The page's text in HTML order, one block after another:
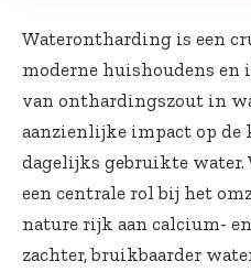
Waterontharding is een
moderne huishoudens
van onthardingszout in
aanzienlijke impact op
dagelijks gebruikte water.
een centrale rol bij het
nature rijk aan calcium-
zachter, bruikbaarder